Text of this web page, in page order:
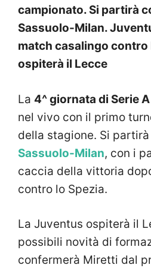
campionato. Si partirà
Sassuolo-Milan.
match casalingo contro
ospiterà il Lecce
La 4^ giornata di Serie A
nel vivo con il primo
della stagione. Si
Sassuolo-Milan, con i
caccia della vittoria
contro lo Spezia.
La Juventus ospiterà il
possibili novità di
confermerà Miretti dal